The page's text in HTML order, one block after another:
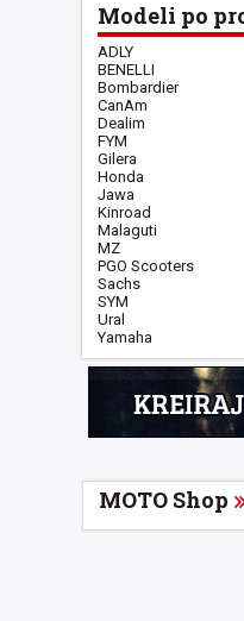
Modeli po
ADLY
BENELLI
Bombardier
CanAm
Dealim
FYM
Gilera
Honda
Jawa
Kinroad
Malaguti
MZ
PGO Scooters
Sachs
SYM
Ural
Yamaha
MOTO Shop